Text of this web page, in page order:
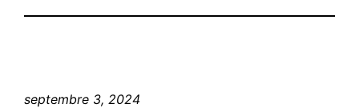
septembre 3, 2024